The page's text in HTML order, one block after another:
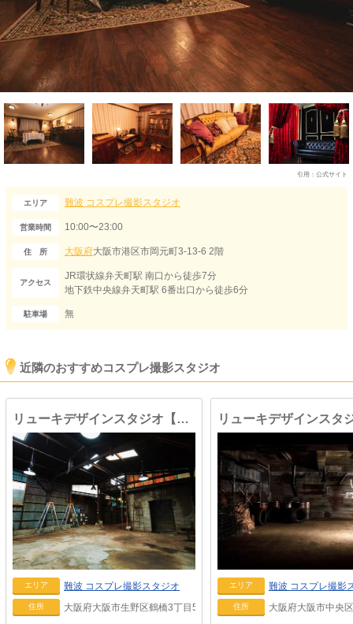
引用： 公式サイト
エリア 難波 コスプレ撮影スタジオ
営業時間 10:00〜23:00
住 所 大阪府大阪市港区市岡元町3-13-6 2階
アクセス
JR環状線弁天町駅 南口から徒歩7分
地下鉄中央線弁天町駅 6番出口から徒歩6分
駐車場 無
近隣のおすすめコスプレ撮影スタジオ
リューキデザインスタジオ【F】廃墟鋳物工場跡
エリア 難波 コスプレ撮影スタジオ
住所 大阪府大阪市生野区鶴橋3丁目5-55
エリア 難波 コスプレ撮影
住所 大阪府大阪市中央